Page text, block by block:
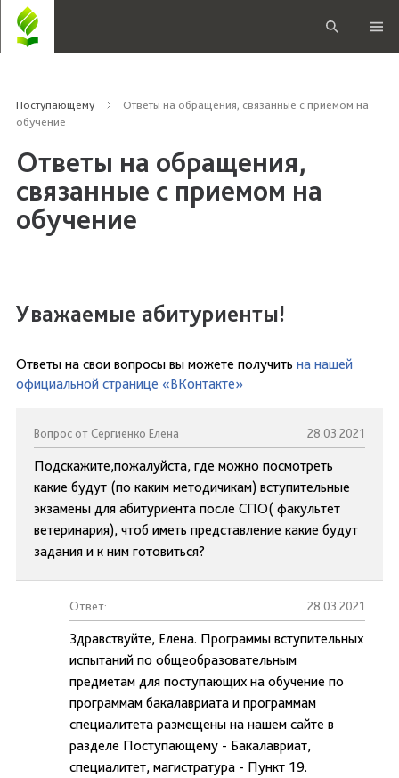
Поступающему
Ответы на обращения, связанные с приемом на
обучение
Ответы на обращения,
связанные с приемом на
обучение
Уважаемые абитуриенты!
Ответы на свои вопросы вы можете получить на нашей
официальной странице «ВКонтакте»
Вопрос от Сергиенко Елена 28.03.2021
Подскажите,пожалуйста, где можно посмотреть
какие будут (по каким методичикам) вступительные
экзамены для абитуриента после СПО( факультет
ветеринария), чтоб иметь представление какие будут
задания и к ним готовиться?
Ответ: 28.03.2021
Здравствуйте, Елена. Программы вступительных
испытаний по общеобразовательным
предметам для поступающих на обучение по
программам бакалавриата и программам
специалитета размещены на нашем сайте в
разделе Поступающему - Бакалавриат,
специалитет, магистратура - Пункт 19.